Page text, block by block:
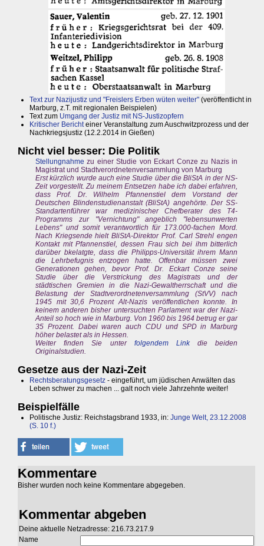
Text zur Nazijustiz und "Freislers Erben wüten weiter" (veröffentlicht in
Marburg, z.T. mit regionalen Beispielen)
Text zum Umgang der Justiz mit NS-Justizopfern
Kritischer Berichteiner Veranstaltung zum Auschwitzprozess und der
Nachkriegsjustiz (12.2.2014 in Gießen)
Nicht viel besser: Die Politik
Stellungnahme zu einer Studie von Eckart Conze zu Nazis in
Magistrat und Stadtverordnetenversammlung von Marburg
Erst kürzlich wurde auch eine Studie über die BliStA in der NS-
Zeit vorgestellt. Zu meinem Entsetzen habe ich dabei erfahren,
dass Prof. Dr. Wilhelm Pfannenstiel dem Vorstand der
Deutschen Blindenstudienanstalt (BliStA) angehörte. Der SS-
Standartenführer war medizinischer Chefberater des T4-
Programms zur "Vernichtung" angeblich "lebensunwerten
Lebens" und somit verantwortlich für 173.000-fachen Mord.
Nach Kriegsende hielt BliStA-Direktor Prof. Carl Strehl engen
Kontakt mit Pfannenstiel, dessen Frau sich bei ihm bitterlich
darüber bkelatgte, dass die Philipps-Universität ihrem Mann
die Lehrbefugnis entzogen hatte. Offenbar müssen zwei
Generationen gehen, bevor Prof. Dr. Eckart Conze seine
Studie über die Verstrickung des Magistrats und der
städtischen Gremien in die Nazi-Gewaltherrschaft und die
Belastung der Stadtverordnetenversammlung (StVV) nach
1945 mit 30,6 Prozent Alt-Nazis veröffentlichen konnte. In
keinem anderen bisher untersuchten Parlament war der Nazi-
Anteil so hoch wie in Marburg. Von 1960 bis 1964 betrug er gar
35 Prozent. Dabei waren auch CDU und SPD in Marburg
höher belastet als in Hessen.
Weiter finden Sie unter folgendem Linkdie beiden
Originalstudien.
Gesetze aus der Nazi-Zeit
Rechtsberatungsgesetz - eingeführt, um jüdischen Anwälten das
Leben schwer zu machen ... galt noch viele Jahrzehnte weiter!
Beispielfälle
Politische Justiz: Reichstagsbrand 1933, in: Junge Welt, 23.12.2008
(S. 10 f.)
Kommentare
Bisher wurden noch keine Kommentare abgegeben.
Kommentar abgeben
Deine aktuelle Netzadresse: 216.73.217.9
Name